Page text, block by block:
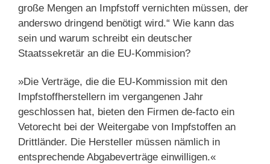
große Mengen an Impfstoff vernichten müssen, der
anderswo dringend benötigt wird.“ Wie kann das
sein und warum schreibt ein deutscher
Staatssekretär an die EU-Kommision?
»Die Verträge, die die EU-Kommission mit den
Impfstoffherstellern im vergangenen Jahr
geschlossen hat, bieten den Firmen de-facto ein
Vetorecht bei der Weitergabe von Impfstoffen an
Drittländer. Die Hersteller müssen nämlich in
entsprechende Abgabeverträge einwilligen.«